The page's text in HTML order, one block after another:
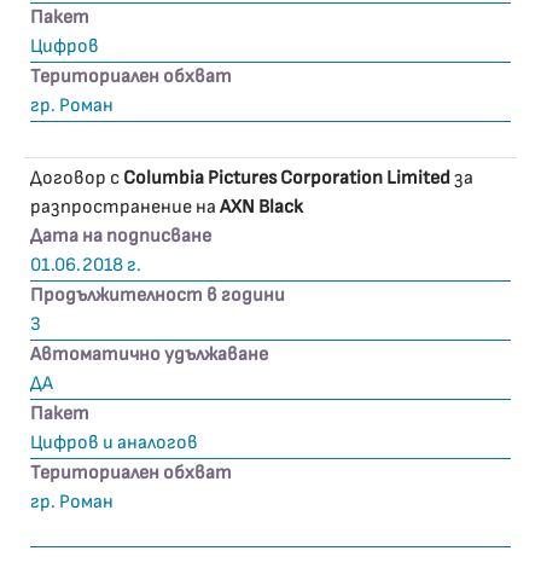
Пакет
Цифров
Териториален обхват
гр. Роман
Договор с Columbia Pictures Corporation Limitedза
разпространение на AXN Black
Дата на подписване
01.06.2018 г.
Продължителност в години
3
Автоматично удължаване
ДА
Пакет
Цифров и аналогов
Териториален обхват
гр. Роман